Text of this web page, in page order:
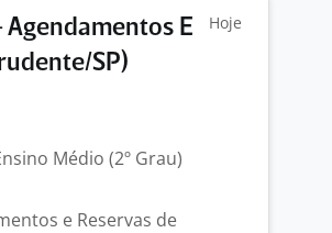
E
SP)
Hoje
Médio (2º Grau)
e Reservas de